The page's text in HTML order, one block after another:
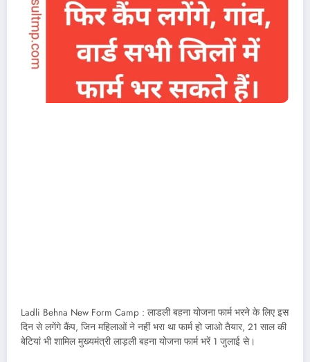
Ladli Behna New Form Camp : लाडली बहना योजना फार्म भरने के लिए इस
दिन से लगेंगे कैंप, जिन महिलाओं ने नहीं भरा था फार्म हो जाओ तैयार, 21 साल की
बेटियां भी शामिल मुख्यमंत्री लाड़ली बहना योजना फार्म भरें 1 जुलाई से।